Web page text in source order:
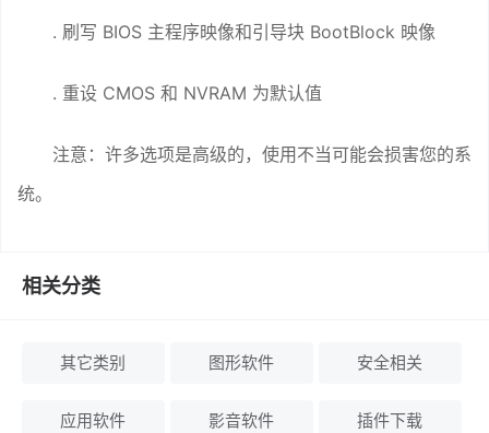
. 刷写 BIOS 主程序映像和引导块 BootBlock 映像
. 重设 CMOS 和 NVRAM 为默认值
注意：许多选项是高级的，使用不当可能会损害您的系
统。
相关分类
其它类别 图形软件 安全相关
应用软件 影音软件 插件下载